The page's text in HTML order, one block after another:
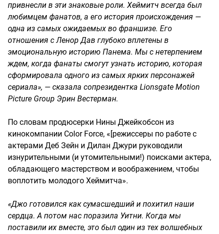
привнесли в эти знаковые роли. Хеймитч всегда был
любимцем фанатов, а его история происхождения —
одна из самых ожидаемых во франшизе. Его
отношения с Ленор Дав глубоко вплетены в
эмоциональную историю Панема. Мы с нетерпением
ждем, когда фанаты смогут узнать историю, которая
сформировала одного из самых ярких персонажей
сериала», — сказала сопрезидентка Lionsgate Motion
Picture Group Эрин Вестерман.
По словам продюсерки Нины Джейкобсон из
кинокомпании Color Force, «[режиссеры по работе с
актерами Деб Зейн и Дилан Джури руководили
изнурительными (и утомительными!) поисками актера,
обладающего мастерством и воображением, чтобы
воплотить молодого Хеймитча».
«Джо готовился как сумасшедший и похитил наши
сердца. А потом нас поразила Уитни. Когда мы
поставили их вместе, это был один из тех волшебных